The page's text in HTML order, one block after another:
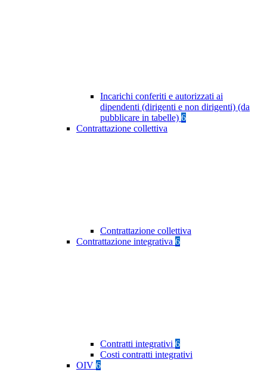
Incarichi conferiti e autorizzati ai
dipendenti (dirigenti e non dirigenti) (da
pubblicare in tabelle) 6
Contrattazione collettiva
Contrattazione collettiva
Contrattazione integrativa 6
Contratti integrativi 6
Costi contratti integrativi
OIV 6